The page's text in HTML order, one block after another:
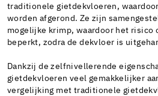
traditionele gietdekvloeren,
worden afgerond. Ze zijn
mogelijke krimp, waardoor het risico
beperkt, zodra de dekvloer is
Dankzij de zelfnivellerende
gietdekvloeren veel gemakkelijker
vergelijking met traditionele